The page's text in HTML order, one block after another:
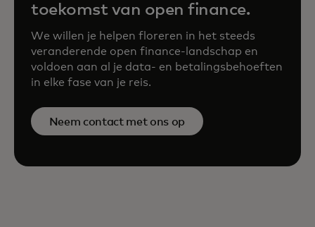
toekomst van open finance.
We willen je helpen floreren in het steeds
veranderende open finance-landschap en
voldoen aan al je data- en betalingsbehoeften
in elke fase van je reis.
Neem contact met ons op